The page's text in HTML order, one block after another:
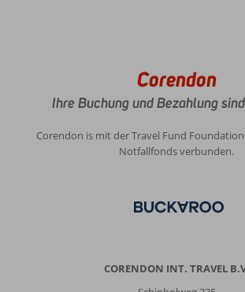
Corendon
Ihre Buchung und Bezahlung
Corendon is mit der Travel Fund Foundation
Notfallfonds verbunden.
CORENDON INT. TRAVEL